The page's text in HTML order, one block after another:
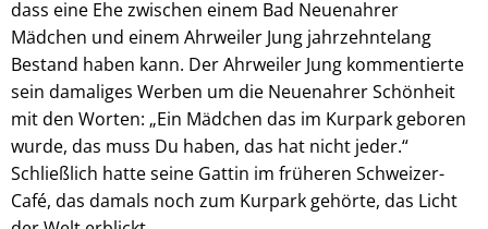
dass eine Ehe zwischen einem Bad Neuenahrer
Mädchen und einem Ahrweiler Jung jahrzehntelang
Bestand haben kann. Der Ahrweiler Jung kommentierte
sein damaliges Werben um die Neuenahrer Schönheit
mit den Worten: „Ein Mädchen das im Kurpark geboren
wurde, das muss Du haben, das hat nicht jeder.“
Schließlich hatte seine Gattin im früheren Schweizer-
Café, das damals noch zum Kurpark gehörte, das Licht